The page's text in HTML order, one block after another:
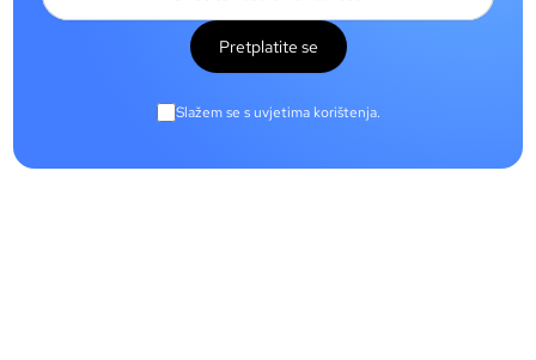
Pretplatite se
Slažem se s uvjetima korištenja.